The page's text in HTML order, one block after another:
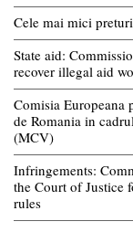
Cele mai mici
State aid:
recover illegal aid
Comisia Europeana
de Romania in
(MCV)
Infringements:
the Court of Justice
rules